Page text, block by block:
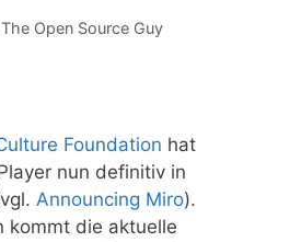
The Open Source Guy
Foundation hat
nun definitiv in
Announcing Miro).
kommt die aktuelle